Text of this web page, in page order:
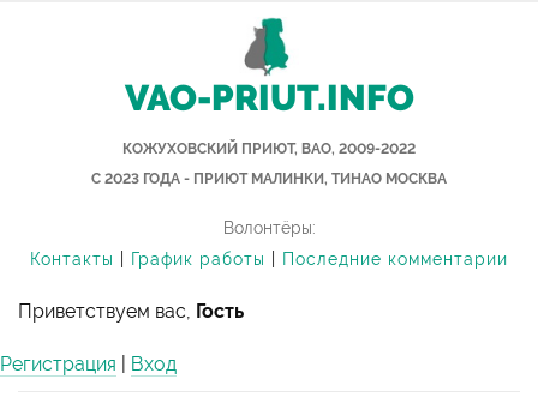
VAO-PRIUT.INFO
КОЖУХОВСКИЙ ПРИЮТ, ВАО, 2009-2022
С 2023 ГОДА - ПРИЮТ МАЛИНКИ, ТИНАО МОСКВА
Волонтёры:
Контакты
График работы Последние комментарии
Приветствуем вас, Гость
Регистрация Вход